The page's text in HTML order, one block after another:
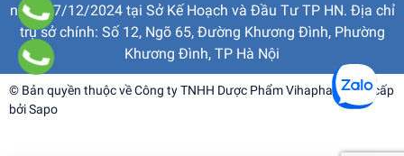
ngày 17/12/2024 tại Sở Kế Hoạch và Đầu Tư TP HN. Địa chỉ
trụ sở chính: Số 12, Ngõ 65, Đường Khương Đình, Phường
Khương Đình, TP Hà Nội
© Bản quyền thuộc vềCông ty TNHH Dược Phẩm Vihapha| Cung cấp
bởiSapo